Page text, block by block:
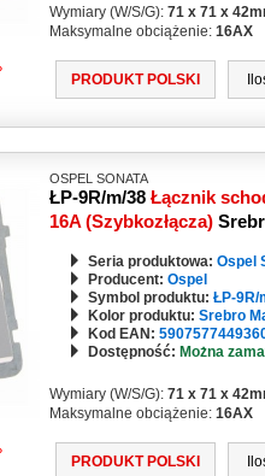
Wymiary (W/S/G): 71 x 71 x
Maksymalne obciążenie: 16AX
PRODUKT POLSKI
OSPEL SONATA
ŁP-9R/m/38 Łącznik
16A (Szybkozłącza)
Seria produktowa: Ospel
Producent: Ospel
Symbol produktu: ŁP-9R/
Kolor produktu: Srebro
Kod EAN:
Dostępność: Można
Wymiary (W/S/G): 71 x 71 x
Maksymalne obciążenie: 16AX
PRODUKT POLSKI